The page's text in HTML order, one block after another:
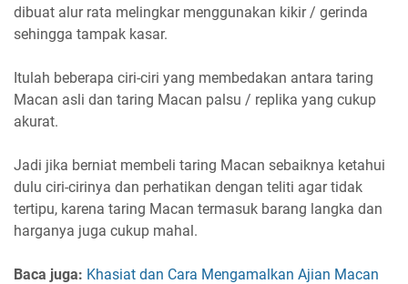
dibuat alur rata melingkar menggunakan kikir / gerinda
sehingga tampak kasar.
Itulah beberapa ciri-ciri yang membedakan antara taring
Macan asli dan taring Macan palsu / replika yang cukup
akurat.
Jadi jika berniat membeli taring Macan sebaiknya ketahui
dulu ciri-cirinya dan perhatikan dengan teliti agar tidak
tertipu, karena taring Macan termasuk barang langka dan
harganya juga cukup mahal.
Baca juga: Khasiat dan Cara Mengamalkan Ajian Macan